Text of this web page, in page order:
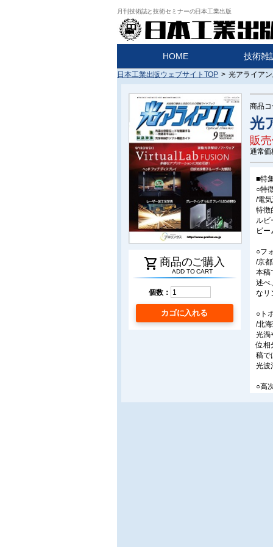
月刊技術誌と技術セミナーの日本工業出版
HOME 技術雑
日本工業出版ウェブサイトTOP > 光アライア
shopping_cart 商品のご購入
ADD TO CART
個数：
カゴに入れる
商品コ
光
販
通常価
■特
○特
/電
特徴
ルビ
ビー
○フ
/京
本稿
述べ
なリ
○ト
/北
光渦
位相
稿で
光波
○高